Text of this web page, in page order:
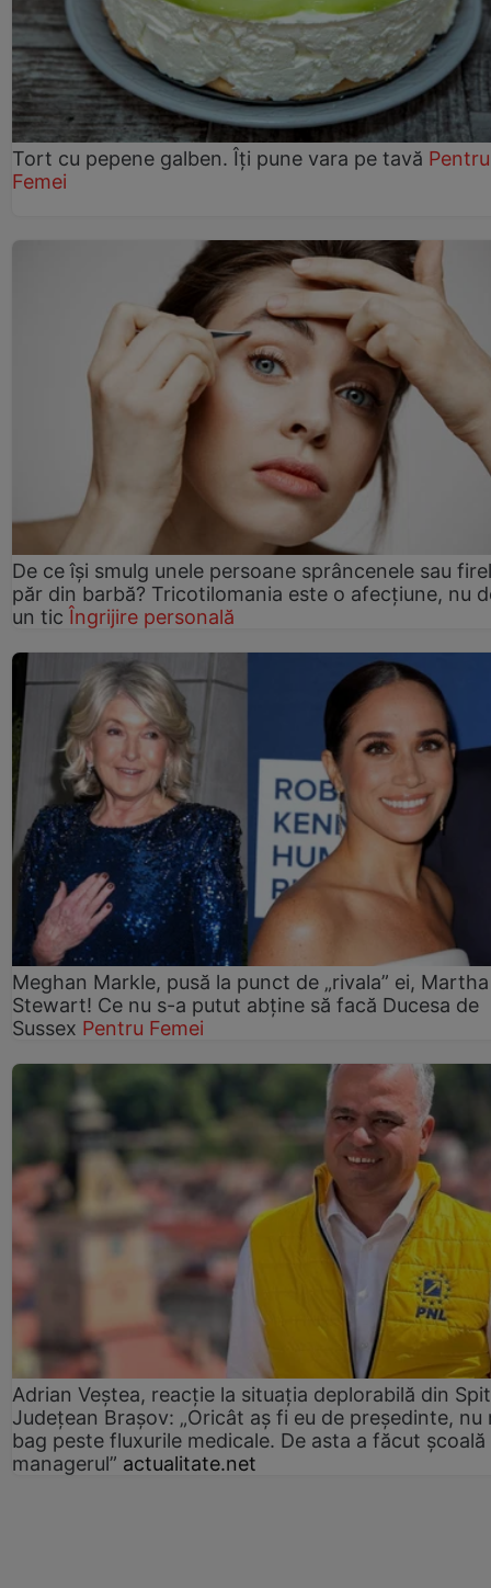
Tort cu pepene galben. Îți pune vara pe tavă Pentru
Femei
De ce își smulg unele persoane sprâncenele sau
păr din barbă? Tricotilomania este o afecțiune, nu
un tic Îngrijire personală
Meghan Markle, pusă la punct de „rivala” ei, Martha
Stewart! Ce nu s-a putut abține să facă Ducesa de
Sussex Pentru Femei
Adrian Veștea, reacție la situația deplorabilă din
Județean Brașov: „Oricât aș fi eu de președinte, nu
bag peste fluxurile medicale. De asta a făcut școală
managerul” actualitate.net